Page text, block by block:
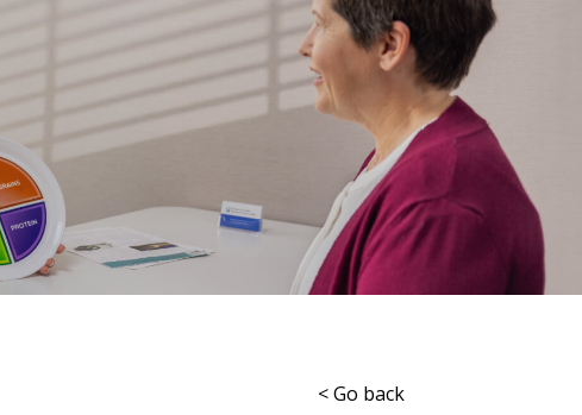
< Go back